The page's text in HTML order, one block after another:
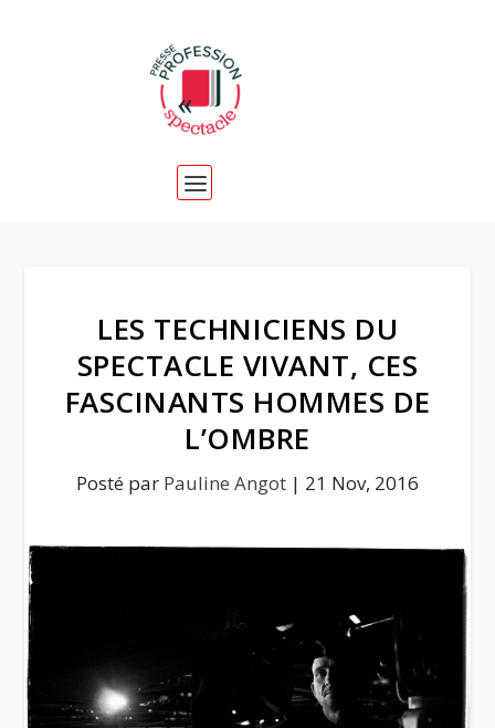
LES TECHNICIENS DU
SPECTACLE VIVANT, CES
FASCINANTS HOMMES DE
L’OMBRE
Posté par Pauline Angot | 21 Nov, 2016